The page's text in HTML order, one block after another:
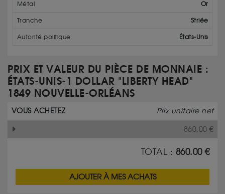
Métal Or
Tranche Striée
Autorité politique États-Unis
PRIX ET VALEUR DU PIÈCE DE MONNAIE :
ÉTATS-UNIS-1 DOLLAR "LIBERTY HEAD"
1849 NOUVELLE-ORLÉANS
VOUS ACHETEZ Prix unitaire net
860.00 €
TOTAL : 860.00€
AJOUTER À MES ACHATS